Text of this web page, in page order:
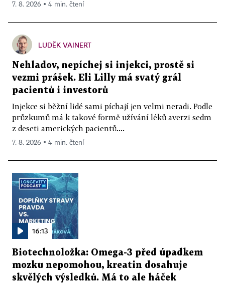
7. 8. 2026 ▪ 4 min. čtení
LUDĚK VAINERT
Nehladov, nepíchej si injekci, prostě si
vezmi prášek. Eli Lilly má svatý grál
pacientů i investorů
Injekce si běžní lidé sami píchají jen velmi neradi. Podle
průzkumů má k takové formě užívání léků averzi sedm
z deseti amerických pacientů....
7. 8. 2026 ▪ 4 min. čtení
16:13
Biotechnoložka: Omega-3 před úpadkem
mozku nepomohou, kreatin dosahuje
skvělých výsledků. Má to ale háček